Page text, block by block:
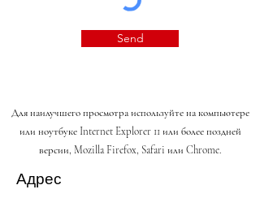
Send
Для наилучшего просмотра используйте на компьютере
или ноутбуке Internet Explorer 11 или более поздней
версии, Mozilla Firefox, Safari или Chrome.
Адрес